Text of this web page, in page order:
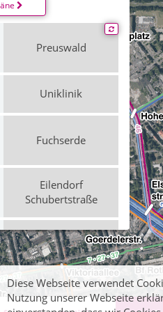
Preuswald
Uniklinik
Fuchserde
Eilendorf
Schubertstraße
Herzogenrath
Bahnhof
Brand Schulzentrum
Diese Webseite verwendet
Nutzung unserer Webseite